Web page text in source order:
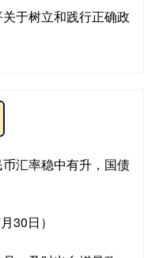
于树立和践行正确政
汇率稳中有升，国债
30日）